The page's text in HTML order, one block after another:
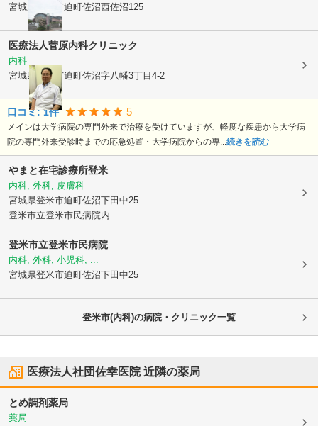
宮城県登米市迫町佐沼西佐沼125
医療法人菅原内科クリニック
内科
宮城県登米市迫町佐沼字八幡3丁目4-2
口コミ:1件 5
メインは大学病院の専門外来で治療を受けていますが、軽度な疾患から大学病
院の専門外来受診時までの応急処置・大学病院からの専... 続きを読む
やまと在宅診療所登米
内科, 外科, 皮膚科
宮城県登米市迫町佐沼下田中25
登米市立登米市民病院内
登米市立登米市民病院
内科, 外科, 小児科, ...
宮城県登米市迫町佐沼下田中25
登米市(内科)の病院・クリニック一覧
医療法人社団佐幸医院近隣の薬局
とめ調剤薬局
薬局